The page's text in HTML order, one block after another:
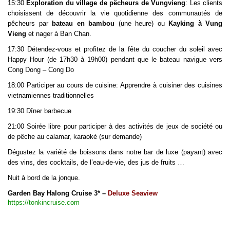
15:30Exploration du village de pêcheurs de Vungvieng: Les clients
choisissent de découvrir la vie quotidienne des communautés de
pêcheurs par bateau en bambou (une heure) ou Kayking à Vung
Vieng et nager à Ban Chan.
17:30 Détendez-vous et profitez de la fête du coucher du soleil avec
Happy Hour (de 17h30 à 19h00) pendant que le bateau navigue vers
Cong Dong – Cong Do
18:00 Participer au cours de cuisine: Apprendre à cuisiner des cuisines
vietnamiennes traditionnelles
19:30 Dîner barbecue
21:00 Soirée libre pour participer à des activités de jeux de société ou
de pêche au calamar, karaoké (sur demande)
Dégustez la variété de boissons dans notre bar de luxe (payant) avec
des vins, des cocktails, de l’eau-de-vie, des jus de fruits …
Nuit à bord de la jonque.
Garden Bay Halong Cruise 3* – Deluxe Seaview
https://tonkincruise.com